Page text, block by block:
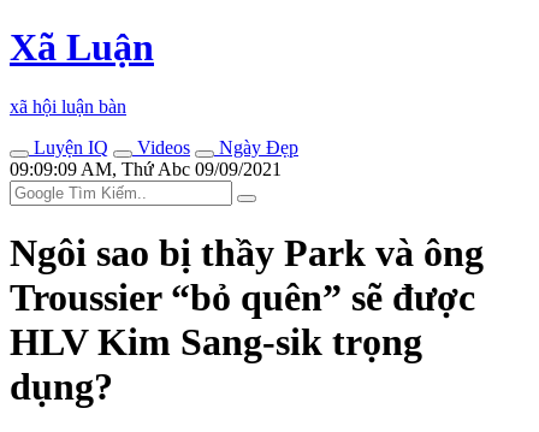
Xã Luận
xã hội luận bàn
Luyện IQ
Videos
Ngày Đẹp
09:09:09 AM, Thứ Abc 09/09/2021
Ngôi sao bị thầy Park và ông
Troussier “bỏ quên” sẽ được
HLV Kim Sang-sik trọng
dụng?